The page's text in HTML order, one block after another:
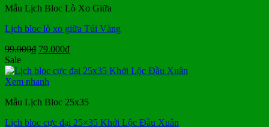
Mẫu Lịch Bloc Lò Xo Giữa
Lịch bloc lò xo giữa Túi Vàng
99.000₫ Giá
là:
99.000₫.
79.000₫Giá
tại
Sale
Xem nhanh
Mẫu Lịch Bloc 25x35
Lịch bloc cực đại 25×35 Khởi Lộc Đầu Xuân